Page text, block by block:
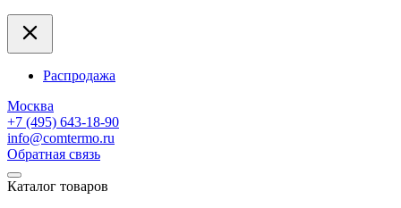
Распродажа
Москва
+7 (495) 643-18-90
info@comtermo.ru
Обратная связь
Каталог товаров